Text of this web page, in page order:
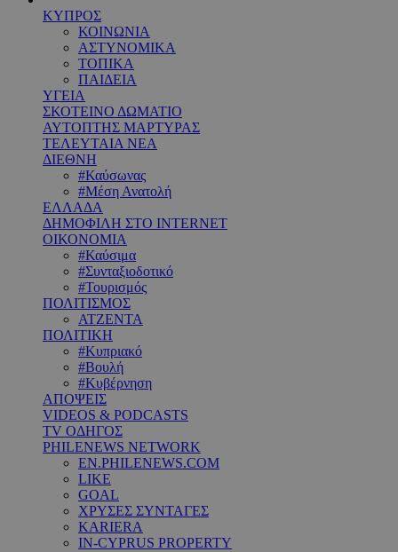
ΚΥΠΡΟΣ
ΚΟΙΝΩΝΙΑ
ΑΣΤΥΝΟΜΙΚΑ
ΤΟΠΙΚΑ
ΠΑΙΔΕΙΑ
ΥΓΕΙΑ
ΣΚΟΤΕΙΝΟ ΔΩΜΑΤΙΟ
ΑΥΤΟΠΤΗΣ ΜΑΡΤΥΡΑΣ
ΤΕΛΕΥΤΑΙΑ ΝΕΑ
ΔΙΕΘΝΗ
#Καύσωνας
#Μέση Ανατολή
ΕΛΛΑΔΑ
ΔΗΜΟΦΙΛΗ ΣΤΟ INTERNET
ΟΙΚΟΝΟΜΙΑ
#Καύσιμα
#Συνταξιοδοτικό
#Τουρισμός
ΠΟΛΙΤΙΣΜΟΣ
ΑΤΖΕΝΤΑ
ΠΟΛΙΤΙΚΗ
#Κυπριακό
#Βουλή
#Κυβέρνηση
ΑΠΟΨΕΙΣ
VIDEOS & PODCASTS
TV ΟΔΗΓΟΣ
PHILENEWS NETWORK
EN.PHILENEWS.COM
LIKE
GOAL
ΧΡΥΣΕΣ ΣΥΝΤΑΓΕΣ
KARIERA
IN-CYPRUS PROPERTY